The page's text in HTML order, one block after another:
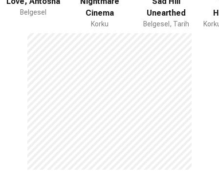
Belgesel
Cinema
Korku
Unearthed
Belgesel, Tarih